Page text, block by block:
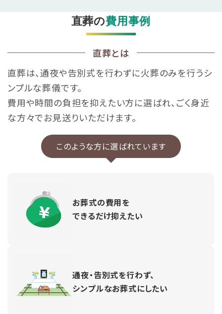
直葬の費用事例
直葬とは
直葬は、通夜や告別式を行わずに火葬のみを行うシ
ンプルな葬儀です。
費用や時間の負担を抑えたい方に選ばれ、ごく身近
な方々でお見送りいただけます。
このような方に選ばれています
お葬式の費用を
できるだけ抑えたい
通夜・告別式を行わず、
シンプルなお葬式にしたい